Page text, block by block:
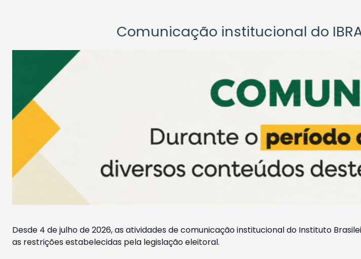
Comunicação institucional do
Desde 4 de julho de 2026, as atividades de comunicação institucional do Instituto
as restrições estabelecidas pela legislação eleitoral.